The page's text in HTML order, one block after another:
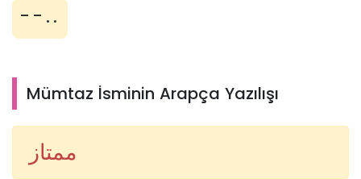
--..
Mümtaz İsminin Arapça Yazılışı
ممتاز